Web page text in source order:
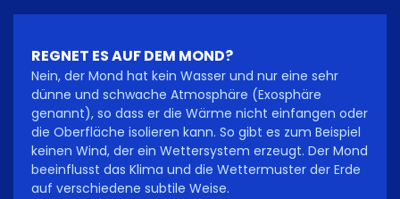
REGNET ES AUF DEM MOND?
Nein, der Mond hat kein Wasser und nur eine sehr
dünne und schwache Atmosphäre (Exosphäre
genannt), so dass er die Wärme nicht einfangen oder
die Oberfläche isolieren kann. So gibt es zum Beispiel
keinen Wind, der ein Wettersystem erzeugt. Der Mond
beeinflusst das Klima und die Wettermuster der Erde
auf verschiedene subtile Weise.